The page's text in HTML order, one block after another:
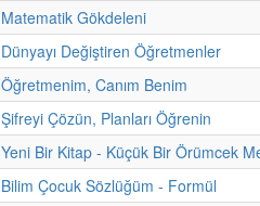
Matematik Gökdeleni
Dünyayı Değiştiren Öğretmenler
Öğretmenim, Canım Benim
Şifreyi Çözün, Planları Öğrenin
Yeni Bir Kitap - Küçük Bir Örümcek
Bilim Çocuk Sözlüğüm - Formül